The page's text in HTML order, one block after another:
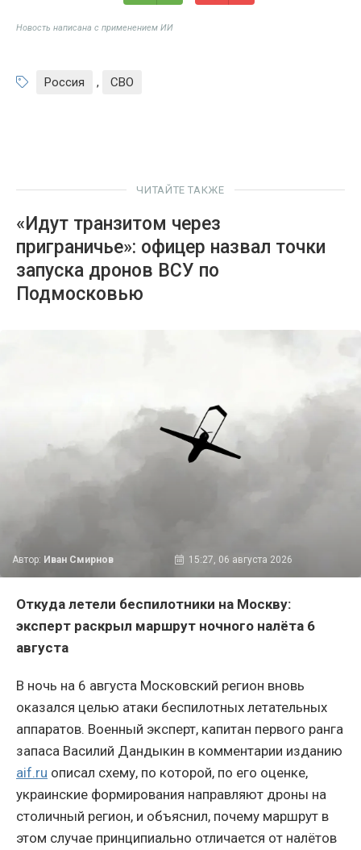
Новость написана с применением ИИ
Россия , СВО
ЧИТАЙТЕ ТАКЖЕ
«Идут транзитом через
приграничье»: офицер назвал точки
запуска дронов ВСУ по
Подмосковью
Автор: Иван Смирнов 15:27, 06 августа 2026
Откуда летели беспилотники на Москву:
эксперт раскрыл маршрут ночного налёта 6
августа
В ночь на 6 августа Московский регион вновь
оказался целью атаки беспилотных летательных
аппаратов. Военный эксперт, капитан первого ранга
запаса Василий Дандыкин в комментарии изданию
aif.ru описал схему, по которой, по его оценке,
украинские формирования направляют дроны на
столичный регион, и объяснил, почему маршрут в
этом случае принципиально отличается от налётов